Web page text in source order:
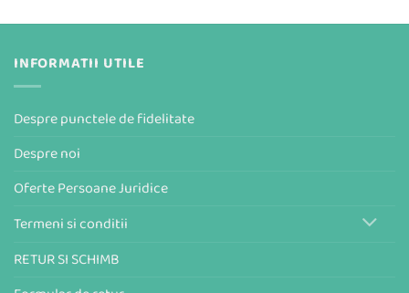
INFORMATII UTILE
Despre punctele de fidelitate
Despre noi
Oferte Persoane Juridice
Termeni si conditii
RETUR SI SCHIMB